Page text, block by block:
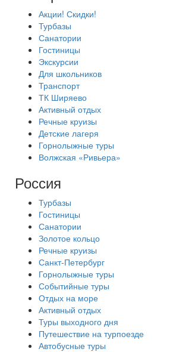
Акции! Скидки!
Турбазы
Санатории
Гостиницы
Экскурсии
Для школьников
Транспорт
ТК Ширяево
Активный отдых
Речные круизы
Детские лагеря
Горнолыжные туры
Волжская «Ривьера»
Россия
Турбазы
Гостиницы
Санатории
Золотое кольцо
Речные круизы
Санкт-Петербург
Горнолыжные туры
Событийные туры
Отдых на море
Активный отдых
Туры выходного дня
Путешествие на турпоезде
Автобусные туры